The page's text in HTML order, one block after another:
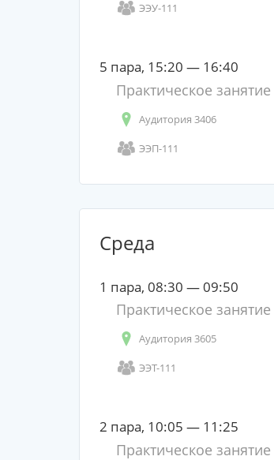
ЭЭУ-111
5 пара, 15:20 — 16:40
Практическое занятие
Аудитория 3406
ЭЭП-111
Среда
1 пара, 08:30 — 09:50
Практическое занятие
Аудитория 3605
ЭЭТ-111
2 пара, 10:05 — 11:25
Практическое занятие